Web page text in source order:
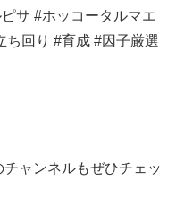
サ #ホッコータルマエ
ち回り #育成 #因子厳選
ャンネルもぜひチェッ